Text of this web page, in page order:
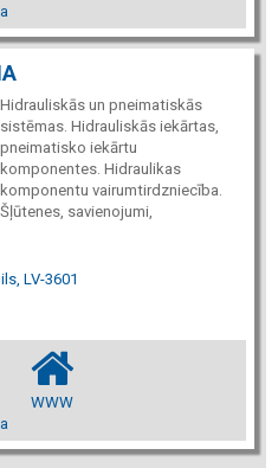
Hidrauliskās un pneimatiskās
sistēmas. Hidrauliskās iekārtas,
pneimatisko iekārtu
komponentes. Hidraulikas
komponentu vairumtirdzniecība.
Šļūtenes, savienojumi,
LV-3601
WWW